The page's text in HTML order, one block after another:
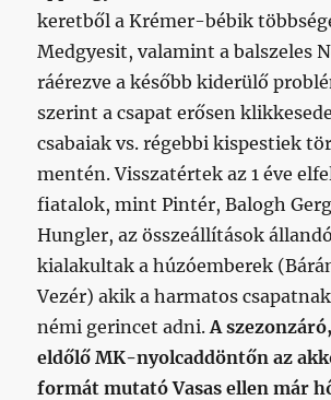
keretből a Krémer-bébik
Medgyesit, valamint a balszeles
ráérezve a később kiderülő
szerint a csapat erősen
csabaiak vs. régebbi kispestiek
mentén. Visszatértek az 1 éve
fiatalok, mint Pintér, Balogh
Hungler, az összeállítások
kialakultak a húzóemberek
Vezér) akik a harmatos
némi gerincet adni.A
eldőlő MK-nyolcaddöntőn az
formát mutató Vasas ellen már